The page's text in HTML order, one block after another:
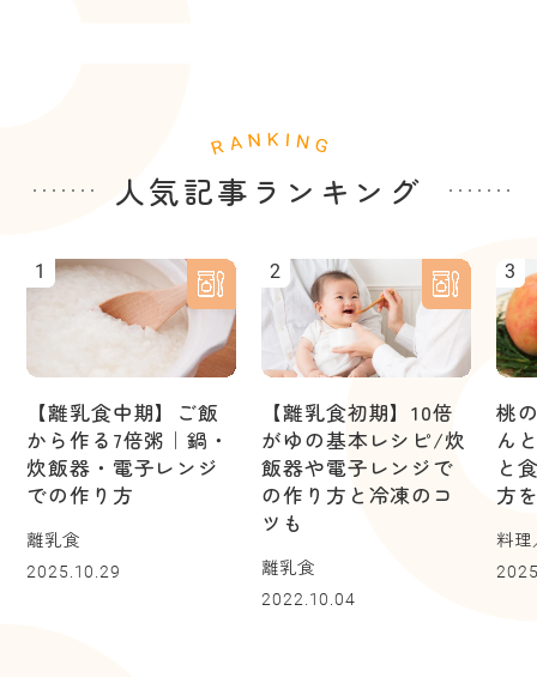
人気記事ランキング
1
【離乳食中期】ご飯
から作る7倍粥｜鍋・
炊飯器・電子レンジ
での作り方
離乳食
2025.10.29
2
【離乳食初期】10倍
がゆの基本レシピ/炊
飯器や電子レンジで
の作り方と冷凍のコ
ツも
離乳食
2022.10.04
3
桃
ん
と
方
料